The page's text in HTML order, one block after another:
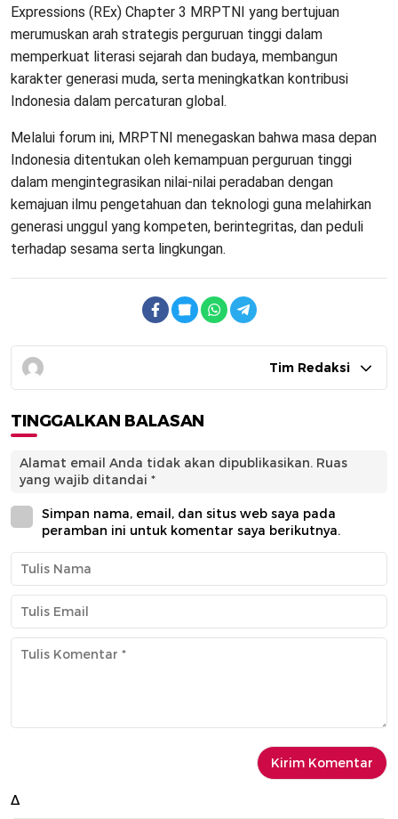
Expressions (REx) Chapter 3 MRPTNI yang bertujuan
merumuskan arah strategis perguruan tinggi dalam
memperkuat literasi sejarah dan budaya, membangun
karakter generasi muda, serta meningkatkan kontribusi
Indonesia dalam percaturan global.
Melalui forum ini, MRPTNI menegaskan bahwa masa depan
Indonesia ditentukan oleh kemampuan perguruan tinggi
dalam mengintegrasikan nilai-nilai peradaban dengan
kemajuan ilmu pengetahuan dan teknologi guna melahirkan
generasi unggul yang kompeten, berintegritas, dan peduli
terhadap sesama serta lingkungan.
Tim Redaksi
TINGGALKAN BALASAN
Alamat email Anda tidak akan dipublikasikan. Ruas
yang wajib ditandai *
Simpan nama, email, dan situs web saya pada
peramban ini untuk komentar saya berikutnya.
Δ